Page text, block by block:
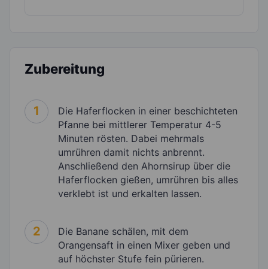
Zubereitung
1
Die Haferflocken in einer beschichteten
Pfanne bei mittlerer Temperatur 4-5
Minuten rösten. Dabei mehrmals
umrühren damit nichts anbrennt.
Anschließend den Ahornsirup über die
Haferflocken gießen, umrühren bis alles
verklebt ist und erkalten lassen.
2
Die Banane schälen, mit dem
Orangensaft in einen Mixer geben und
auf höchster Stufe fein pürieren.